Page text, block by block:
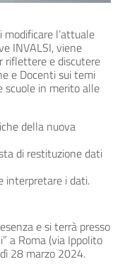
l’attuale
INVALSI, viene
riflettere e discutere
e Docenti sui temi
scuole in merito alle
della nuova
di restituzione dati
interpretare i dati.
e si terrà presso
a Roma (via Ippolito
28 marzo 2024.